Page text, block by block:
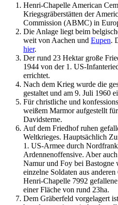
Henri-Chapelle American
Kriegsgräberstätten der
Commission (ABMC) in
Die Anlage liegt beim
weit von Aachen und Eupen.
hier.
Der rund 23 Hektar große
1944 von der 1. US-
errichtet.
Nach dem Krieg wurde die
gestaltet und am 9. Juli 1960
Für christliche und
weißem Marmor aufgestellt
Davidsterne.
Auf dem Friedhof ruhen
Weltkrieges. Hauptsächlich
1. US-Armee durch
Ardennenoffensive. Aber
Namur und Foy bei Bastogne
einzelne Soldaten aus
Henri-Chapelle 7992
einer Fläche von rund 23ha.
Dem Gräberfeld vorgelagert